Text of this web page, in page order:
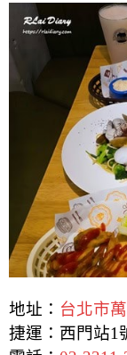
地址： 台北市
捷運：西門站1